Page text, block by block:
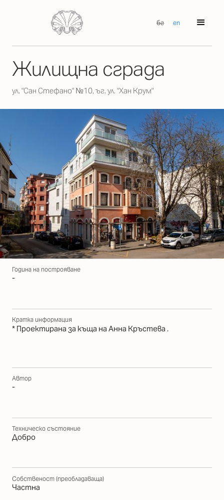
бг en
Жилищна сграда
ул. "Сан Стефано" №10, ъг. ул. "Хан Крум"
Година на построяване
-
Кратка информация
* Проектирана за къща на Анна Кръстева .
Автор
-
Техническо състояние
Добро
Собственост (преобладаваща)
Частна